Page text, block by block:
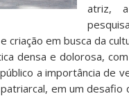
atriz,
criação em busca da
densa e dolorosa,
a importância de
em um